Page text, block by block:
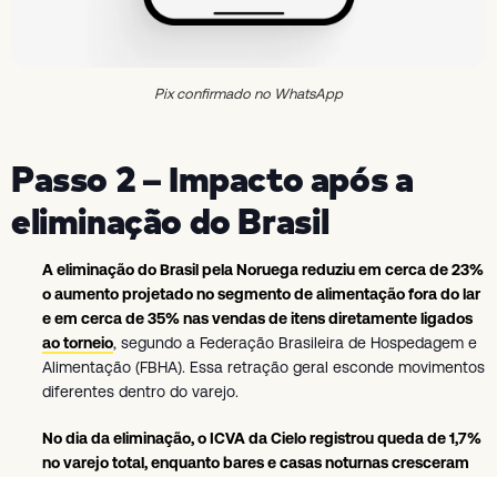
Pix confirmado no WhatsApp
Passo 2 – Impacto após a
eliminação do Brasil
A eliminação do Brasil pela Noruega reduziu em cerca de 23%
o aumento projetado no segmento de alimentação fora do lar
e em cerca de 35% nas vendas de itens diretamente ligados
ao torneio, segundo a Federação Brasileira de Hospedagem e
Alimentação (FBHA). Essa retração geral esconde movimentos
diferentes dentro do varejo.
No dia da eliminação, o ICVA da Cielo registrou queda de 1,7%
no varejo total, enquanto bares e casas noturnas cresceram